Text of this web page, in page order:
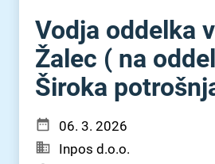
Vodja oddelka
Žalec ( na
Široka
06. 3. 2026
Inpos d.o.o.